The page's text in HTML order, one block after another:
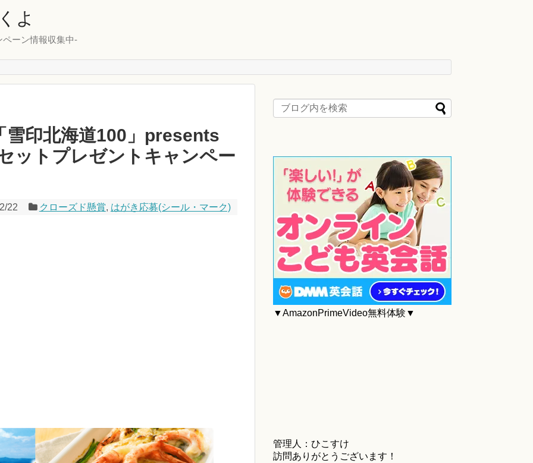
よ
ーン情報収集中-
雪印北海道100」presents
ットプレゼントキャンペー
22 クローズド懸賞, はがき応募(シール・マーク)
▼AmazonPrimeVideo無料体験▼
管理人：ひこすけ
訪問ありがとうございます！